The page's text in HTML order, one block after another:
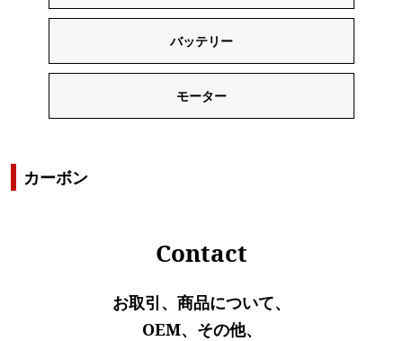
バッテリー
モーター
カーボン
Contact
お取引、商品について、
OEM、その他、